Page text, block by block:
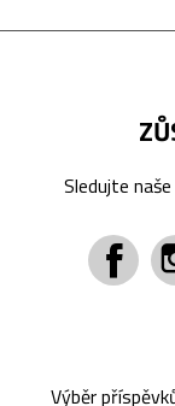
Sledujte
Výběr